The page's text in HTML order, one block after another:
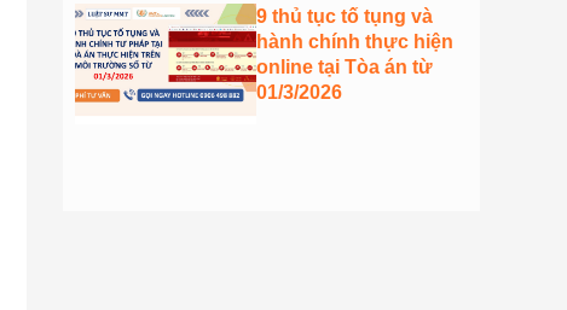
9 thủ tục tố tụng và
hành chính thực hiện
online tại Tòa án từ
01/3/2026